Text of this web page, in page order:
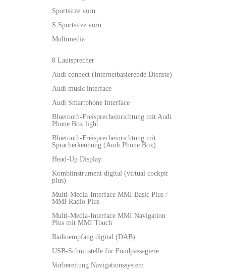
Sportsitze vorn
S Sportsitze vorn
Multimedia
8 Lautsprecher
Audi connect (Internetbasierende Dienste)
Audi music interface
Audi Smartphone Interface
Bluetooth-Freisprecheinrichtung mit Audi
Phone Box light
Bluetooth-Freisprecheinrichtung mit
Spracherkennung (Audi Phone Box)
Head-Up Display
Kombiinstrument digital (virtual cockpit
plus)
Multi-Media-Interface MMI Basic Plus /
MMI Radio Plus
Multi-Media-Interface MMI Navigation
Plus mit MMI Touch
Radioempfang digital (DAB)
USB-Schnittstelle für Fondpassagiere
Vorbereitung Navigationssystem